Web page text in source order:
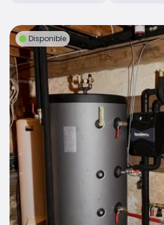
Disponible